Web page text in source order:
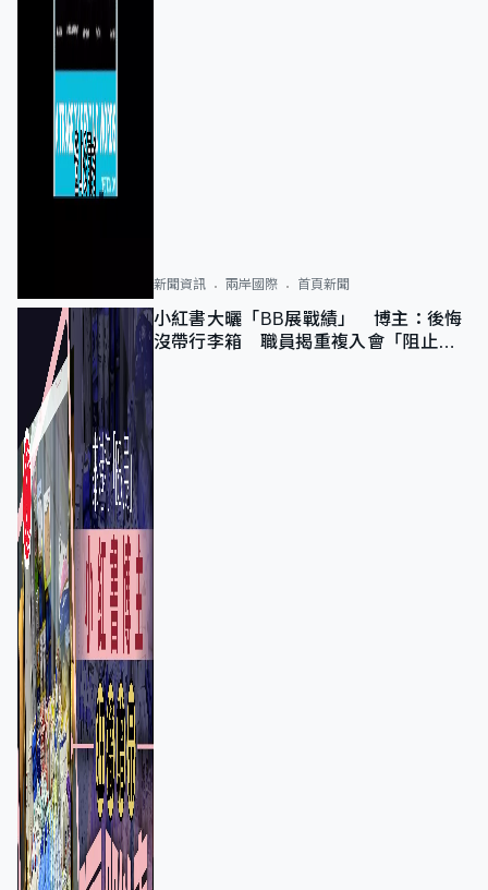
新聞資訊 兩岸國際 首頁新聞
小紅書大曬「BB展戰績」 博主：後悔
沒帶行李箱 職員揭重複入會「阻止唔